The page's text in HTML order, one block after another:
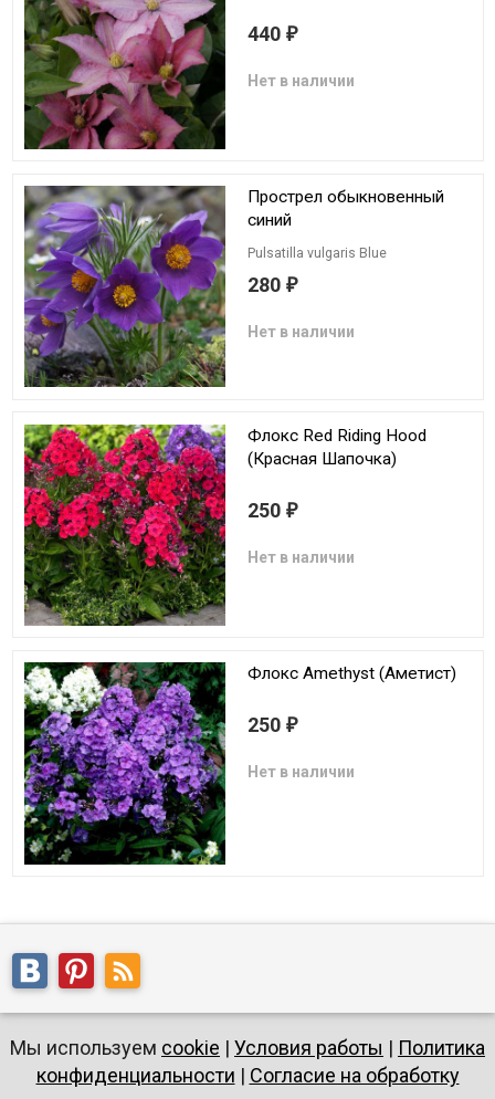
440 ₽
Нет в наличии
Прострел обыкновенный
синий
Pulsatilla vulgaris Blue
280 ₽
Нет в наличии
Флокс Red Riding Hood
(Красная Шапочка)
250 ₽
Нет в наличии
Флокс Amethyst (Аметист)
250 ₽
Нет в наличии
Мы используем cookie | Условия работы | Политика
конфиденциальности | Согласие на обработку